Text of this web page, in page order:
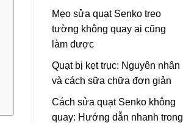
Mẹo sửa quạt Senko treo
tường không quay ai cũng
làm được
Quạt bị kẹt trục: Nguyên nhân
và cách sữa chữa đơn giản
Cách sửa quạt Senko không
quay: Hướng dẫn nhanh trong